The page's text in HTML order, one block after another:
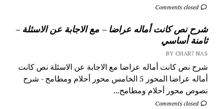
Comments closed
شرح نص كانت أماله عراضا – مع الاجابة عن الاسئلة –
ثامنة أساسي
BY CHAR7 NAS
شرح نص كانت أماله عراضا مع الاجابة عن الاسئلة نص كانت
أماله عراضا المحور 5 الخامس محور أحلام ومطامح - شرح
نصوص محور أحلام ومطامح...
Comments closed